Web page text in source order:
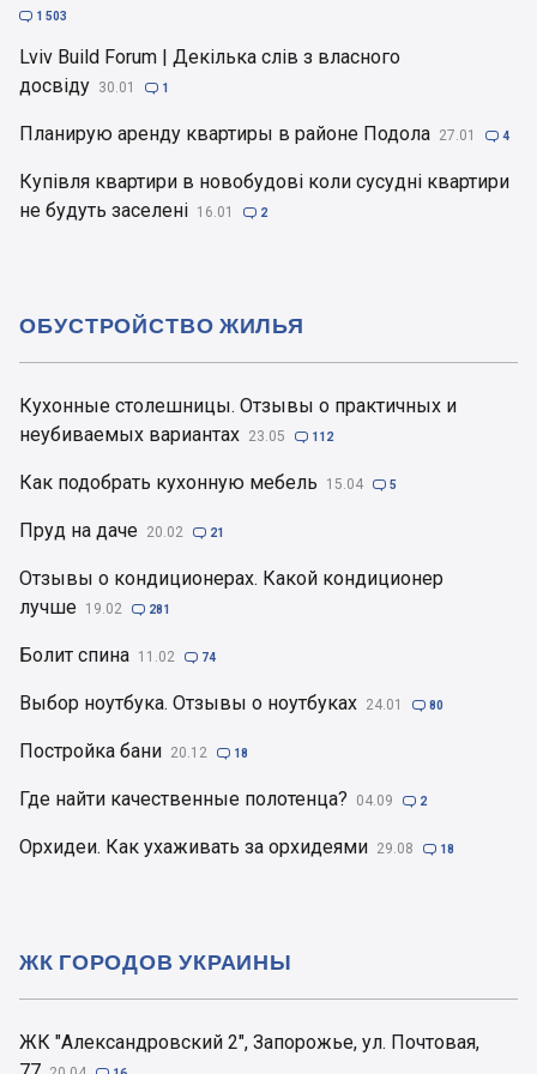
 1 503
Lviv Build Forum | Декілька слів з власного
досвіду 30.01  1
Планирую аренду квартиры в районе Подола 27.01  4
Купівля квартири в новобудові коли сусудні квартири
не будуть заселені 16.01  2
Кухонные столешницы. Отзывы о практичных и
неубиваемых вариантах 23.05  112
Как подобрать кухонную мебель 15.04  5
Пруд на даче 20.02  21
Отзывы о кондиционерах. Какой кондиционер
лучше 19.02  281
Болит спина 11.02  74
Выбор ноутбука. Отзывы о ноутбуках 24.01  80
Постройка бани 20.12  18
Где найти качественные полотенца? 04.09  2
Орхидеи. Как ухаживать за орхидеями 29.08  18
ОБУСТРОЙСТВО ЖИЛЬЯ
ЖК "Александровский 2", Запорожье, ул. Почтовая,
ЖК ГОРОДОВ УКРАИНЫ